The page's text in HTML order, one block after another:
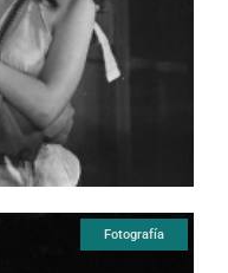
Fotografía